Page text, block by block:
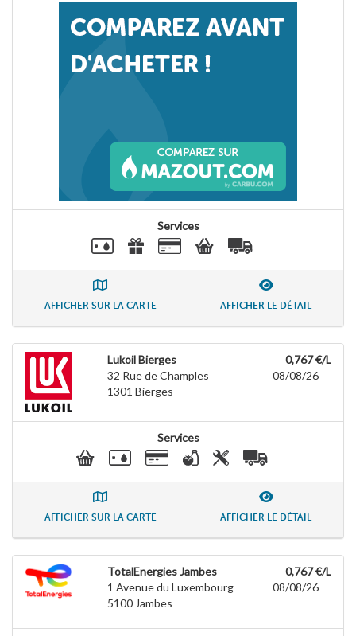
Services
AFFICHER SUR LA CARTE AFFICHER LE DÉTAIL
Lukoil Bierges
32 Rue de Champles
1301 Bierges
0,767 €/L
08/08/26
Services
AFFICHER SUR LA CARTE AFFICHER LE DÉTAIL
TotalEnergies Jambes
1 Avenue du Luxembourg
5100 Jambes
0,767 €/L
08/08/26